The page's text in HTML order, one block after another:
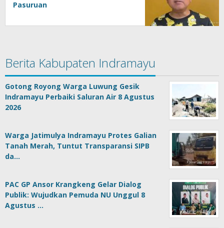
Pasuruan
Berita Kabupaten Indramayu
Gotong Royong Warga Luwung Gesik
Indramayu Perbaiki Saluran Air 8 Agustus
2026
Warga Jatimulya Indramayu Protes Galian
Tanah Merah, Tuntut Transparansi SIPB
da…
PAC GP Ansor Krangkeng Gelar Dialog
Publik: Wujudkan Pemuda NU Unggul 8
Agustus …